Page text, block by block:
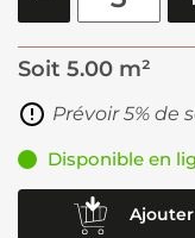
Soit 5.00 m²
Prévoir 5% de
Disponible en